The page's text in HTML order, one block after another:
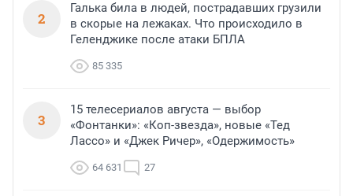
2
Галька била в людей, пострадавших грузили
в скорые на лежаках. Что происходило в
Геленджике после атаки БПЛА
85 335
3
15 телесериалов августа — выбор
«Фонтанки»: «Коп-звезда», новые «Тед
Лассо» и «Джек Ричер», «Одержимость»
64 631 27